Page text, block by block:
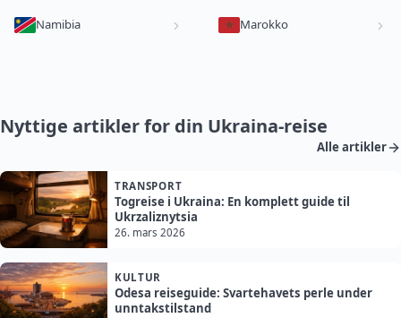
Namibia Marokko
Nyttige artikler for din Ukraina-reise
Alle artikler
TRANSPORT
Togreise i Ukraina: En komplett guide til
Ukrzaliznytsia
26. mars 2026
KULTUR
Odesa reiseguide: Svartehavets perle under
unntakstilstand